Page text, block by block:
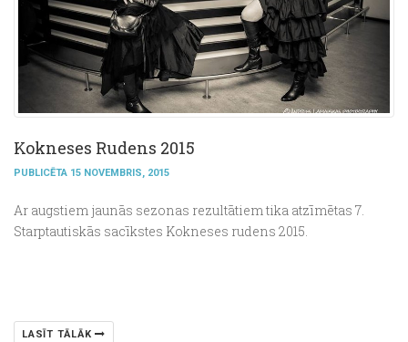
Kokneses Rudens 2015
PUBLICĒTA 15 NOVEMBRIS, 2015
Ar augstiem jaunās sezonas rezultātiem tika atzīmētas 7.
Starptautiskās sacīkstes Kokneses rudens 2015.
LASĪT TĀLĀK